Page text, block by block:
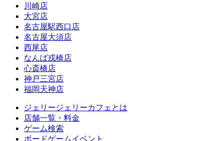
川崎店
大宮店
名古屋駅西口店
名古屋大須店
西尾店
なんば戎橋店
心斎橋店
神戸三宮店
福岡天神店
ジェリージェリーカフェとは
店舗一覧・料金
ゲーム検索
ボードゲームイベント